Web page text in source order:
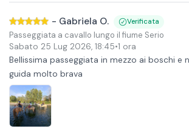
- Gabriela O. Verificata
Passeggiata a cavallo lungo il fiume Serio
Sabato 25 Lug 2026, 18:45•1 ora
Bellissima passeggiata in mezzo ai boschi e
guida molto brava